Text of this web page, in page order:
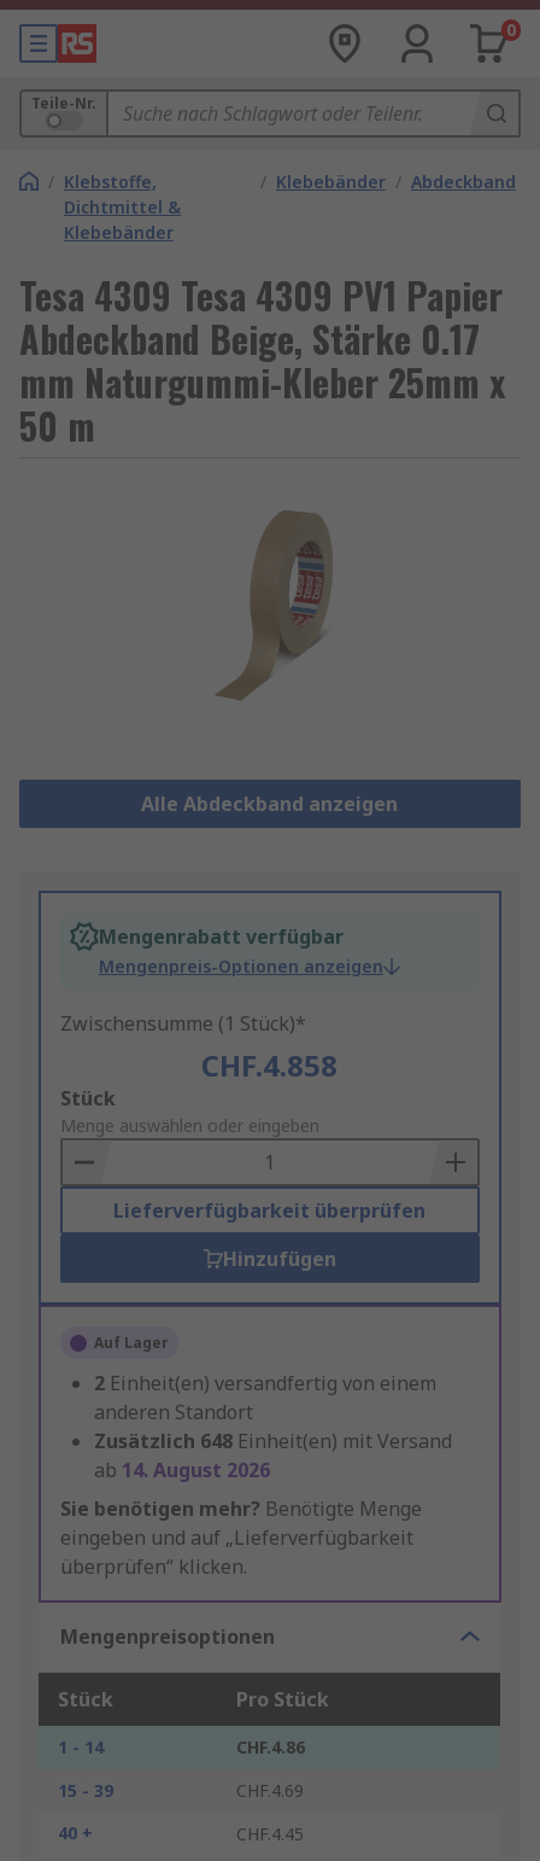
0
Teile-Nr.
/ Klebstoffe,
Dichtmittel &
Klebebänder
/ Klebebänder / Abdeckband
Tesa 4309 Tesa 4309 PV1 Papier
Abdeckband Beige, Stärke 0.17
mm Naturgummi-Kleber 25mm x
50 m
Alle Abdeckband anzeigen
Mengenrabatt verfügbar
Mengenpreis-Optionen anzeigen
Zwischensumme (1 Stück)*
CHF.4.858
Add
to
Basket
Stück
Menge auswählen oder eingeben
Lieferverfügbarkeit überprüfen
Hinzufügen
Auf Lager
2 Einheit(en) versandfertig von einem
anderen Standort
Zusätzlich 648 Einheit(en) mit Versand
ab 14. August 2026
Sie benötigen mehr? Benötigte Menge
eingeben und auf „Lieferverfügbarkeit
überprüfen“ klicken.
Mengenpreisoptionen
Stück Pro Stück
1 - 14
CHF.4.86
15 - 39
CHF.4.69
40 +
CHF.4.45